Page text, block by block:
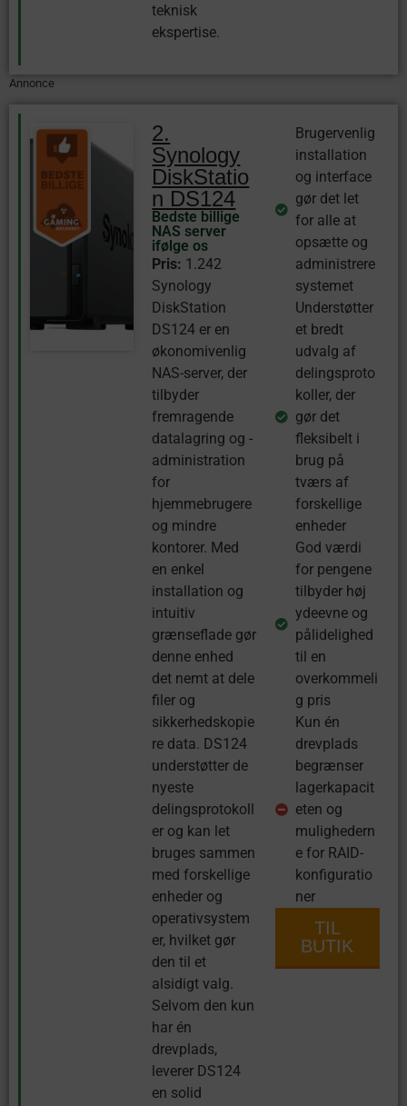
teknisk
ekspertise.
Annonce
2.
Synology
DiskStatio
n DS124
Bedste billige
NAS server
ifølge os
Pris: 1.242
Synology
DiskStation
DS124 er en
økonomivenlig
NAS-server, der
tilbyder
fremragende
datalagring og -
administration
for
hjemmebrugere
og mindre
kontorer. Med
en enkel
installation og
intuitiv
grænseflade gør
denne enhed
det nemt at dele
filer og
sikkerhedskopie
re data. DS124
understøtter de
nyeste
delingsprotokoll
er og kan let
bruges sammen
med forskellige
enheder og
operativsystem
er, hvilket gør
den til et
alsidigt valg.
Selvom den kun
har én
drevplads,
leverer DS124
en solid
Brugervenlig
installation
og interface
gør det let
for alle at
opsætte og
administrere
systemet
Understøtter
et bredt
udvalg af
delingsproto
koller, der
gør det
fleksibelt i
brug på
tværs af
forskellige
enheder
God værdi
for pengene
tilbyder høj
ydeevne og
pålidelighed
til en
overkommeli
g pris
Kun én
drevplads
begrænser
lagerkapacit
eten og
mulighedern
e for RAID-
konfiguratio
ner
TIL
BUTIK